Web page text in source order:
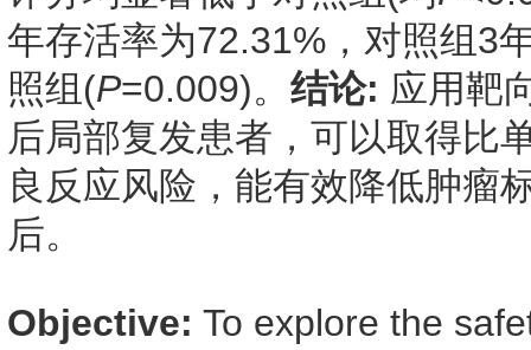
年存活率为72.31%，对照组3
照组(P=0.009)。 结论: 应用靶
后局部复发患者，可以取得比
良反应风险，能有效降低肿瘤
后。
Objective: To explore the